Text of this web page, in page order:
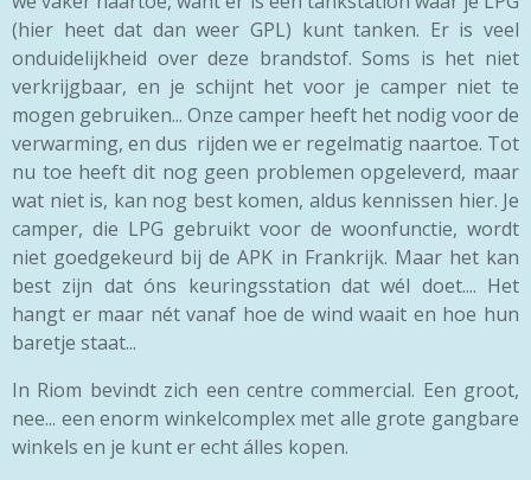
(hier heet dat dan weer GPL) kunt tanken. Er is veel
onduidelijkheid over deze brandstof. Soms is het niet
verkrijgbaar, en je schijnt het voor je camper niet te
mogen gebruiken... Onze camper heeft het nodig voor de
verwarming, en dus rijden we er regelmatig naartoe. Tot
nu toe heeft dit nog geen problemen opgeleverd, maar
wat niet is, kan nog best komen, aldus kennissen hier. Je
camper, die LPG gebruikt voor de woonfunctie, wordt
niet goedgekeurd bij de APK in Frankrijk. Maar het kan
best zijn dat óns keuringsstation dat wél doet.... Het
hangt er maar nét vanaf hoe de wind waait en hoe hun
baretje staat...
In Riom bevindt zich een centre commercial. Een groot,
nee... een enorm winkelcomplex met alle grote gangbare
winkels en je kunt er echt álles kopen.